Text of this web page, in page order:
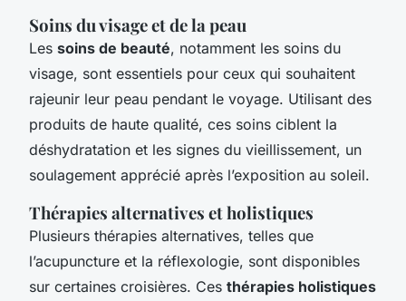
Soins du visage et de la peau
Les soins de beauté, notamment les soins du
visage, sont essentiels pour ceux qui souhaitent
rajeunir leur peau pendant le voyage. Utilisant des
produits de haute qualité, ces soins ciblent la
déshydratation et les signes du vieillissement, un
soulagement apprécié après l’exposition au soleil.
Thérapies alternatives et holistiques
Plusieurs thérapies alternatives, telles que
l’acupuncture et la réflexologie, sont disponibles
sur certaines croisières. Ces thérapies holistiques